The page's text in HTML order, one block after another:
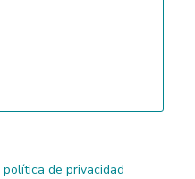
política de privacidad